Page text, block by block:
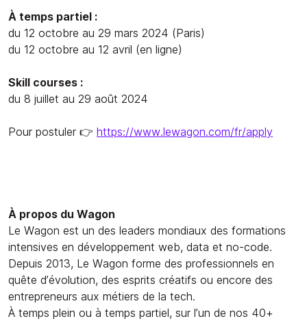
À temps partiel :
du 12 octobre au 29 mars 2024 (Paris)
du 12 octobre au 12 avril (en ligne)
Skill courses :
du 8 juillet au 29 août 2024
Pour postuler 👉 https://www.lewagon.com/fr/apply
À propos du Wagon
Le Wagon est un des leaders mondiaux des formations
intensives en développement web, data et no-code.
Depuis 2013, Le Wagon forme des professionnels en
quête d’évolution, des esprits créatifs ou encore des
entrepreneurs aux métiers de la tech.
À temps plein ou à temps partiel, sur l’un de nos 40+